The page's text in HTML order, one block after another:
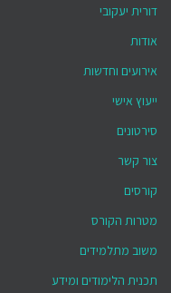
דורית יעקובי
אודות
אירועים וחדשות
ייעוץ אישי
סירטונים
צור קשר
קורסים
מטרות הקורס
משוב מתלמידים
תכנית הלימודים ומידע